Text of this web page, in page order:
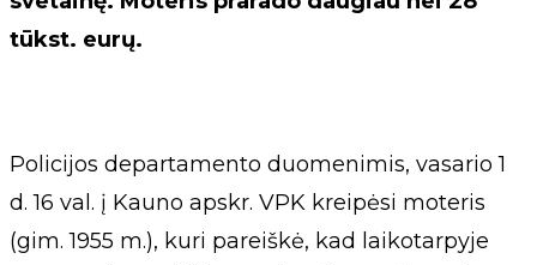
tūkst. eurų.
Policijos departamento duomenimis, vasario 1
d. 16 val. į Kauno apskr. VPK kreipėsi moteris
(gim. 1955 m.), kuri pareiškė, kad laikotarpyje